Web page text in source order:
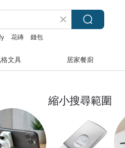
花磚 錢包
文具 居家餐廚
縮小搜尋範圍